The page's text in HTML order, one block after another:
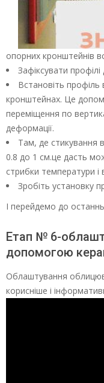
опорних кронштейнів
Зафіксувати
Встановіть
кронштейнах. Це
переміщення по
деформації.
Там, де стикування
0.8 до 1 см.це дасть
стрибки температури і
Зробіть установку
І перейдемо до
Етап № 6-
допомогою
Облаштування
корисніше і